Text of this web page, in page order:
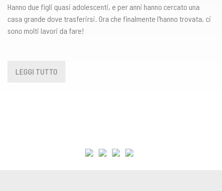
Hanno due figli quasi adolescenti, e per anni hanno cercato una
casa grande dove trasferirsi. Ora che finalmente l'hanno trovata, ci
sono molti lavori da fare!
LEGGI TUTTO